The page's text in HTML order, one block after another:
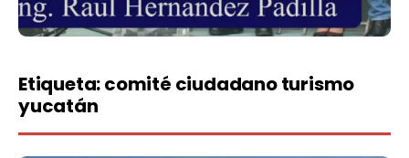
Etiqueta:comité ciudadano turismo
yucatán